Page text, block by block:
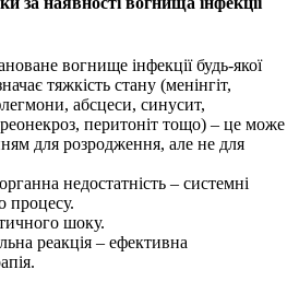
вогнище інфекції будь-якої
тяжкість стану (менінгіт,
абсцеси, синусит,
перитоніт тощо) – це може
для розродження, але не для
недостатність – системні
процесу.
шоку.
реакція – ефективна